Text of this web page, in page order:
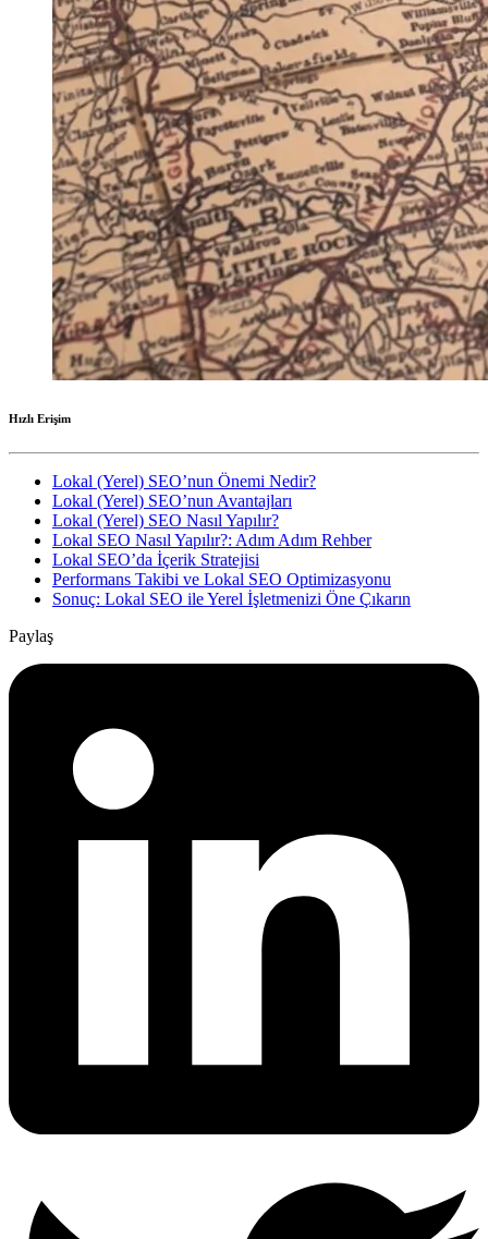
Hızlı Erişim
Lokal (Yerel) SEO’nun Önemi Nedir?
Lokal (Yerel) SEO’nun Avantajları
Lokal (Yerel) SEO Nasıl Yapılır?
Lokal SEO Nasıl Yapılır?: Adım Adım Rehber
Lokal SEO’da İçerik Stratejisi
Performans Takibi ve Lokal SEO Optimizasyonu
Sonuç: Lokal SEO ile Yerel İşletmenizi Öne Çıkarın
Paylaş